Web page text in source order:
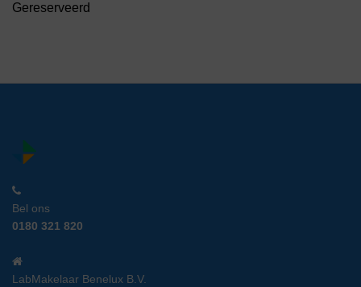
Gereserveerd
Bel ons
0180 321 820
LabMakelaar Benelux B.V.